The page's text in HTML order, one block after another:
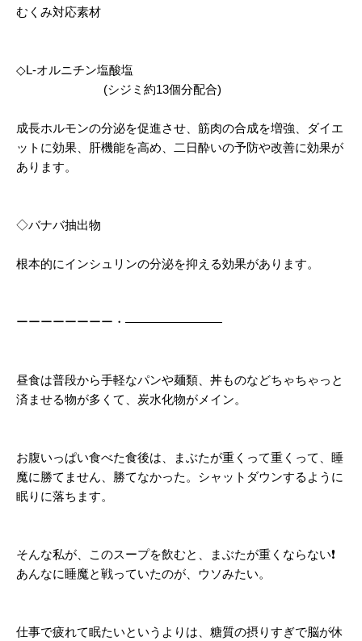
むくみ対応素材
◇L-オルニチン塩酸塩
(シジミ約13個分配合)
成長ホルモンの分泌を促進させ、筋肉の合成を増強、ダイエ
ットに効果、肝機能を高め、二日酔いの予防や改善に効果が
あります。
◇バナバ抽出物
根本的にインシュリンの分泌を抑える効果があります。
ーーーーーーーー・――――――――
昼食は普段から手軽なパンや麺類、丼ものなどちゃちゃっと
済ませる物が多くて、炭水化物がメイン。
お腹いっぱい食べた食後は、まぶたが重くって重くって、睡
魔に勝てません、勝てなかった。シャットダウンするように
眠りに落ちます。
そんな私が、このスープを飲むと、まぶたが重くならない❗️
あんなに睡魔と戦っていたのが、ウソみたい。
仕事で疲れて眠たいというよりは、糖質の摂りすぎで脳が休